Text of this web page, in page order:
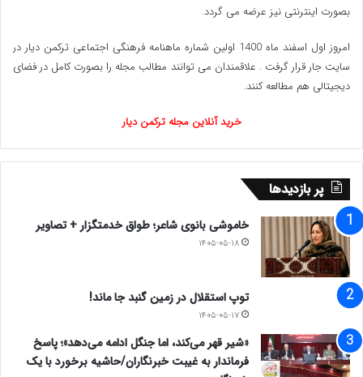
بصورت اینترنتی نیز عرضه می گردد.‌
امروز اول اسفند ماه 1400 اولین شماره ماهنامه فرهنگی اجتماعی ترکمن دیار در
سایت جار قرار گرفت . علاقمندان می توانند مطالب مجله را بصورت کامل در فضای
دیجیتالی هم مطالعه کنند.
خرید آنلاین مجله ترکمن دیار
پر بازدیدها
خاموشی بانوی شاعر؛ طواق خدمتگزار + تصاویر
۱۴۰۵-۰۵-۱۸
توپ استقلال در زمین گنبد جا ماند!
۱۴۰۵-۰۵-۱۷
«شیر قهر می‌کند، اما جنگل ادامه می‌دهد»؛ پاسخ
فرماندار به غیبت خبرنگاران/حاشیه برخورد با یک